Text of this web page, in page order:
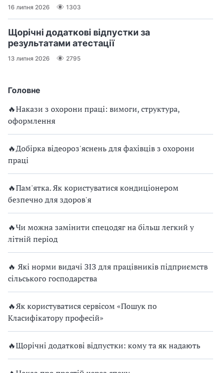
Головне
🔥Накази з охорони праці: вимоги, структура,
оформлення
🔥Добірка відеороз'яснень для фахівців з охорони
праці
🔥Пам'ятка. Як користуватися кондиціонером
безпечно для здоров'я
🔥Чи можна замінити спецодяг на більш легкий у
літній період
🔥 Які норми видачі ЗІЗ для працівників підприємств
сільського господарства
🔥Як користуватися сервісом «Пошук по
Класифікатору професій»
🔥Щорічні додаткові відпустки: кому та як надають
16 липня 2026 1303
Щорічні додаткові відпустки за
результатами атестації
13 липня 2026 2795